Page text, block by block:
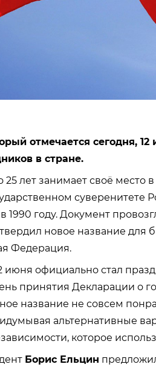
отмечается сегодня,
в стране.
25 лет занимает своё место
суверенитете
1990 году. Документ
новое название
Федерация.
июня официально стал
принятия Декларации о
название не совсем
альтернативные
которое
Борис Ельцин